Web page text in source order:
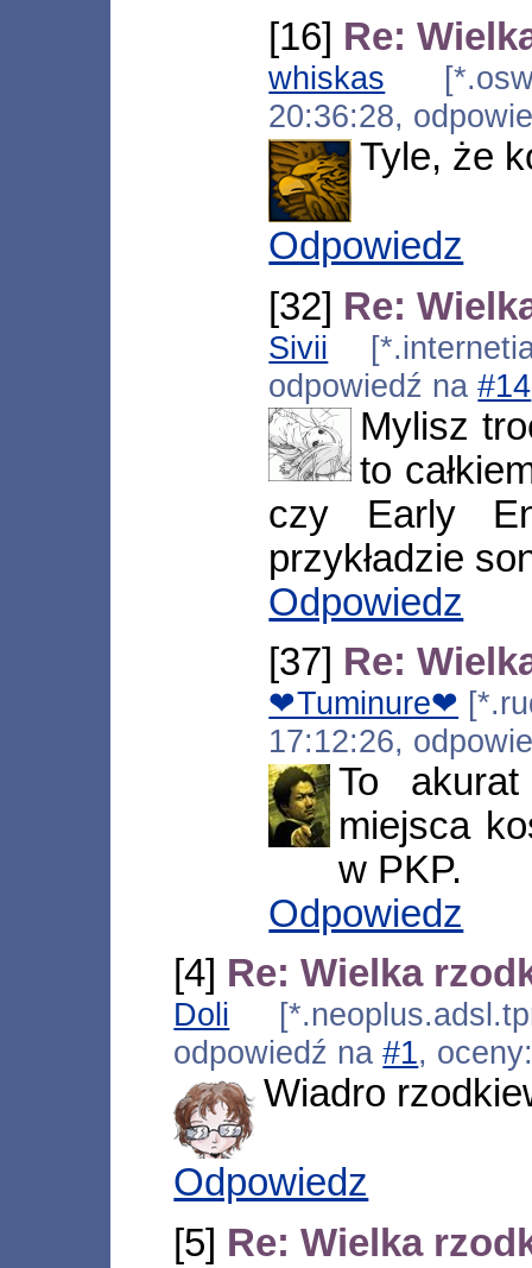
[16] Re:
whiskas
20:36:28,
Tyle, że
Odpowiedz
[32] Re:
Sivii
odpowiedź na#14
Mylisz
to
czy Early
przykładzie
Odpowiedz
[37] Re:
❤Tuminure❤
17:12:26,
To
miejsca
w PKP.
Odpowiedz
[4] Re: Wielka
Doli
odpowiedź na#1,
Wiadro
Odpowiedz
[5] Re: Wielka